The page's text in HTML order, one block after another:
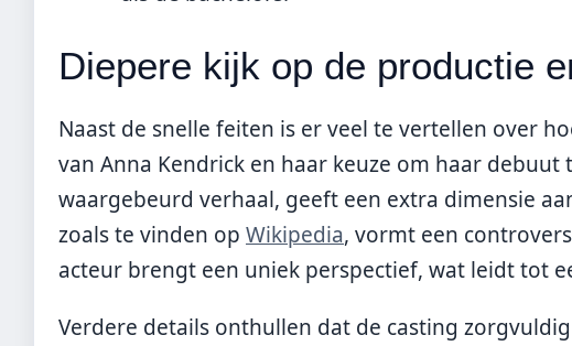
Diepere kijk op de productie
Naast de snelle feiten is er veel te vertellen over
van Anna Kendrick en haar keuze om haar
waargebeurd verhaal, geeft een extra dimensie
zoals te vinden op Wikipedia, vormt een
acteur brengt een uniek perspectief, wat leidt tot
Verdere details onthullen dat de casting